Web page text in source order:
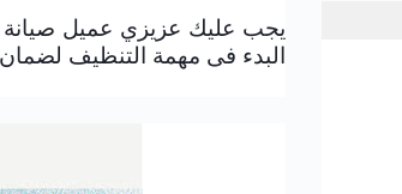
يجب عليك عزيزي عميل
البدء فى مهمة التنظيف لضمان